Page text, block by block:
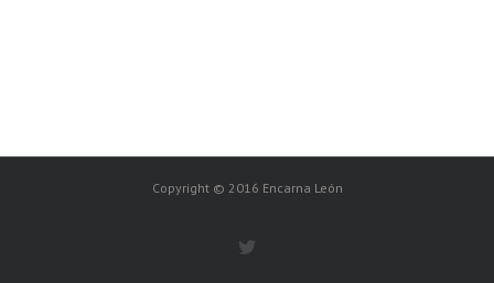
Copyright © 2016 Encarna León